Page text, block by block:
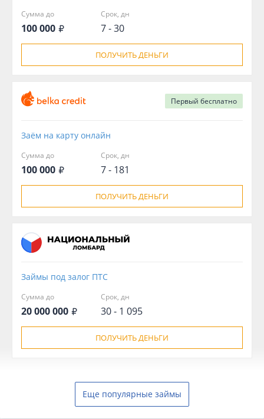
Сумма до
100 000
Срок, дн
7 - 30
ПОЛУЧИТЬ ДЕНЬГИ
Первый бесплатно
Заём на карту онлайн
Сумма до
100 000
Срок, дн
7 - 181
ПОЛУЧИТЬ ДЕНЬГИ
Займы под залог ПТС
Сумма до
20 000 000
Срок, дн
30 - 1 095
ПОЛУЧИТЬ ДЕНЬГИ
Еще популярные займы